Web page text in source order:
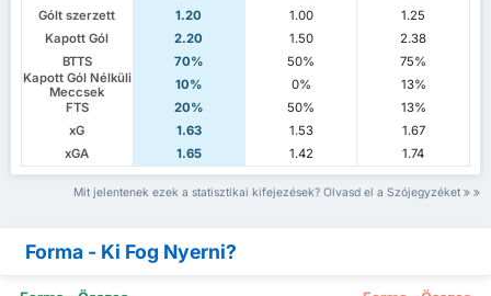
Gólt szerzett
1.20 1.00
1.25
Kapott Gól
2.20 1.50
2.38
BTTS
70% 50%
75%
Kapott Gól Nélküli
Meccsek
10% 0%
13%
FTS
20% 50%
13%
xG
1.63 1.53
1.67
xGA
1.65 1.42 1.74
Mit jelentenek ezek a statisztikai kifejezések? Olvasd el a Szójegyzéket
Forma - Ki Fog Nyerni?